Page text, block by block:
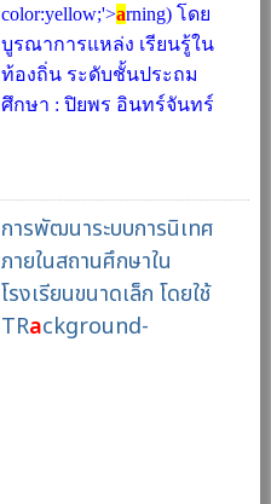
color:yellow;'>arning) โดย
บูรณาการแหล่ง เรียนรู้ใน
ท้องถิ่น ระดับชั้นประถม
ศึกษา : ปิยพร อินทร์จันทร์
การพัฒนาระบบการนิเทศ
ภายในสถานศึกษาใน
โรงเรียนขนาดเล็ก โดยใช้
TRackground-